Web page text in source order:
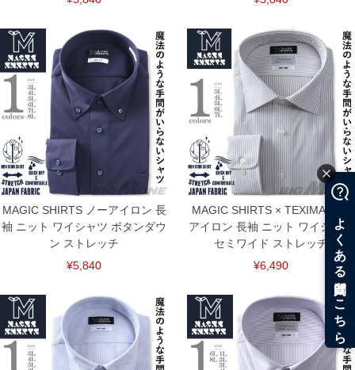
MAGIC SHIRTS ノーアイロン 長
袖 ニット ワイシャツ ボタンダウ
ン ストレッチ
¥5,840
MAGIC SHIRTS × TEXIMA ノー
アイロン 長袖 ニット ワイシャツ
セミワイド ストレッチ
¥6,490